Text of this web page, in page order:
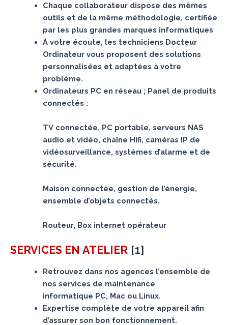
Chaque collaborateur dispose des mêmes
outils et de la même méthodologie, certifiée
par les plus grandes marques informatiques
À votre écoute, les techniciens Docteur
Ordinateur vous proposent des solutions
personnalisées et adaptées à votre
problème.
Ordinateurs PC en réseau ; Panel de produits
connectés :
TV connectée, PC portable, serveurs NAS
audio et vidéo, chaîne Hifi, caméras IP de
vidéosurveillance, systèmes d’alarme et de
sécurité.
Maison connectée, gestion de l’énergie,
ensemble d’objets connectés.
Routeur, Box internet opérateur
SERVICES EN ATELIER [1]
Retrouvez dans nos agences l’ensemble de
nos services de maintenance
informatique PC, Mac ou Linux.
Expertise complète de votre appareil afin
d’assurer son bon fonctionnement.